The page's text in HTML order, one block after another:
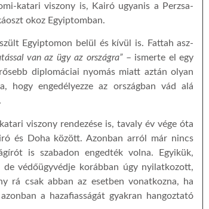
katari viszony is, Kairó ugyanis a Perzsa-
okoz Egyiptomban.
Egyiptomon belül és kívül is. Fattah asz-
van az ügy az országra”– ismerte el egy
diplomáciai nyomás miatt aztán olyan
engedélyezze az országban vád alá
viszony rendezése is, tavaly év vége óta
és Doha között. Azonban arról már nincs
is szabadon engedték volna. Egyikük,
védőügyvédje korábban úgy nyilatkozott,
rá csak abban az esetben vonatkozna, ha
a hazafiasságát gyakran hangoztató